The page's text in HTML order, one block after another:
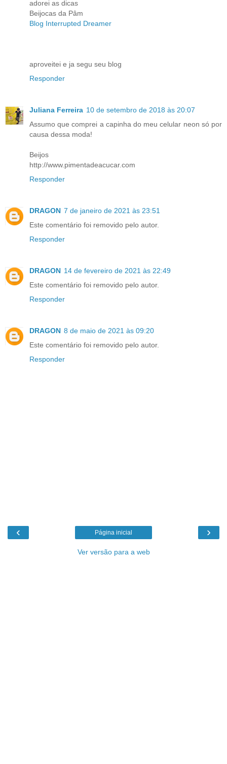
adorei as dicas
Beijocas da Pâm
Blog Interrupted Dreamer
aproveitei e ja segu seu blog
Responder
Juliana Ferreira 10 de setembro de 2018 às 20:07
Assumo que comprei a capinha do meu celular neon só por
causa dessa moda!
Beijos
http://www.pimentadeacucar.com
Responder
DRAGON 7 de janeiro de 2021 às 23:51
Este comentário foi removido pelo autor.
Responder
DRAGON 14 de fevereiro de 2021 às 22:49
Este comentário foi removido pelo autor.
Responder
DRAGON 8 de maio de 2021 às 09:20
Este comentário foi removido pelo autor.
Responder
‹ ›
Página inicial
Ver versão para a web